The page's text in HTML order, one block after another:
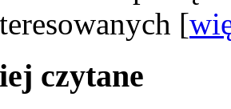
[
czytane